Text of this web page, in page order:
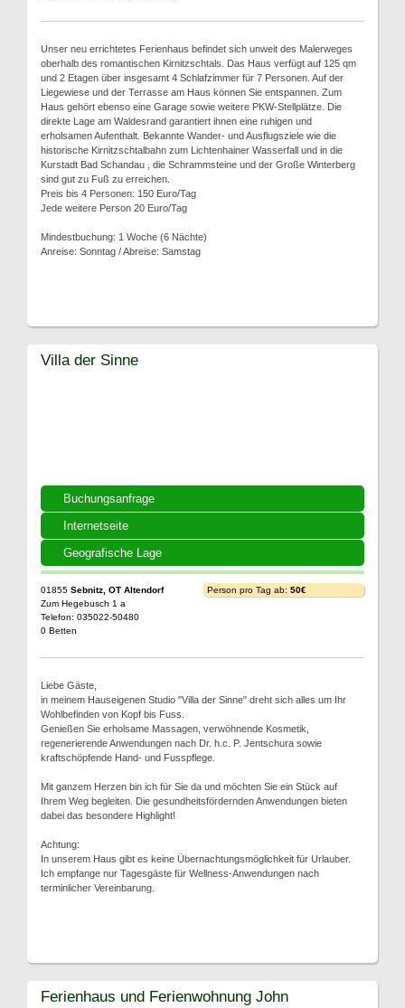
Unser neu errichtetes Ferienhaus befindet sich unweit des Malerweges
oberhalb des romantischen Kirnitzschtals. Das Haus verfügt auf 125 qm
und 2 Etagen über insgesamt 4 Schlafzimmer für 7 Personen. Auf der
Liegewiese und der Terrasse am Haus können Sie entspannen. Zum
Haus gehört ebenso eine Garage sowie weitere PKW-Stellplätze. Die
direkte Lage am Waldesrand garantiert ihnen eine ruhigen und
erholsamen Aufenthalt. Bekannte Wander- und Ausflugsziele wie die
historische Kirnitzschtalbahn zum Lichtenhainer Wasserfall und in die
Kurstadt Bad Schandau , die Schrammsteine und der Große Winterberg
sind gut zu Fuß zu erreichen.
Preis bis 4 Personen: 150 Euro/Tag
Jede weitere Person 20 Euro/Tag
Mindestbuchung: 1 Woche (6 Nächte)
Anreise: Sonntag / Abreise: Samstag
Buchungsanfrage
Internetseite
Geografische Lage
Villa der Sinne
01855 Sebnitz, OT Altendorf
Zum Hegebusch 1 a
Telefon: 035022-50480
0 Betten
Person pro Tag ab: 50€
Liebe Gäste,
in meinem Hauseigenen Studio "Villa der Sinne" dreht sich alles um Ihr
Wohlbefinden von Kopf bis Fuss.
Genießen Sie erholsame Massagen, verwöhnende Kosmetik,
regenerierende Anwendungen nach Dr. h.c. P. Jentschura sowie
kraftschöpfende Hand- und Fusspflege.
Mit ganzem Herzen bin ich für Sie da und möchten Sie ein Stück auf
Ihrem Weg begleiten. Die gesundheitsfördernden Anwendungen bieten
dabei das besondere Highlight!
Achtung:
In unserem Haus gibt es keine Übernachtungsmöglichkeit für Urlauber.
Ich empfange nur Tagesgäste für Wellness-Anwendungen nach
terminlicher Vereinbarung.
Ferienhaus und Ferienwohnung John